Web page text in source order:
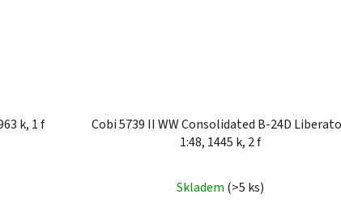
k, 1 f
Cobi 5739 II WW Consolidated B-24D
1:48, 1445 k, 2 f
Skladem (>5 ks)